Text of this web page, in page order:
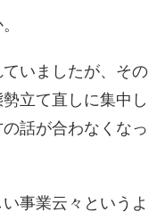
いましたが、その
立て直しに集中し
話が合わなくなっ
事業云々というよ